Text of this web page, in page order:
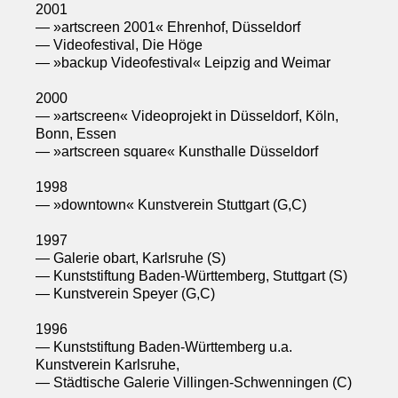
2001
— »artscreen 2001« Ehrenhof, Düsseldorf
— Videofestival, Die Höge
— »backup Videofestival« Leipzig and Weimar
2000
— »artscreen« Videoprojekt in Düsseldorf, Köln,
Bonn, Essen
— »artscreen square« Kunsthalle Düsseldorf
1998
— »downtown« Kunstverein Stuttgart (G,C)
1997
— Galerie obart, Karlsruhe (S)
— Kunststiftung Baden-Württemberg, Stuttgart (S)
— Kunstverein Speyer (G,C)
1996
— Kunststiftung Baden-Württemberg u.a.
Kunstverein Karlsruhe,
— Städtische Galerie Villingen-Schwenningen (C)